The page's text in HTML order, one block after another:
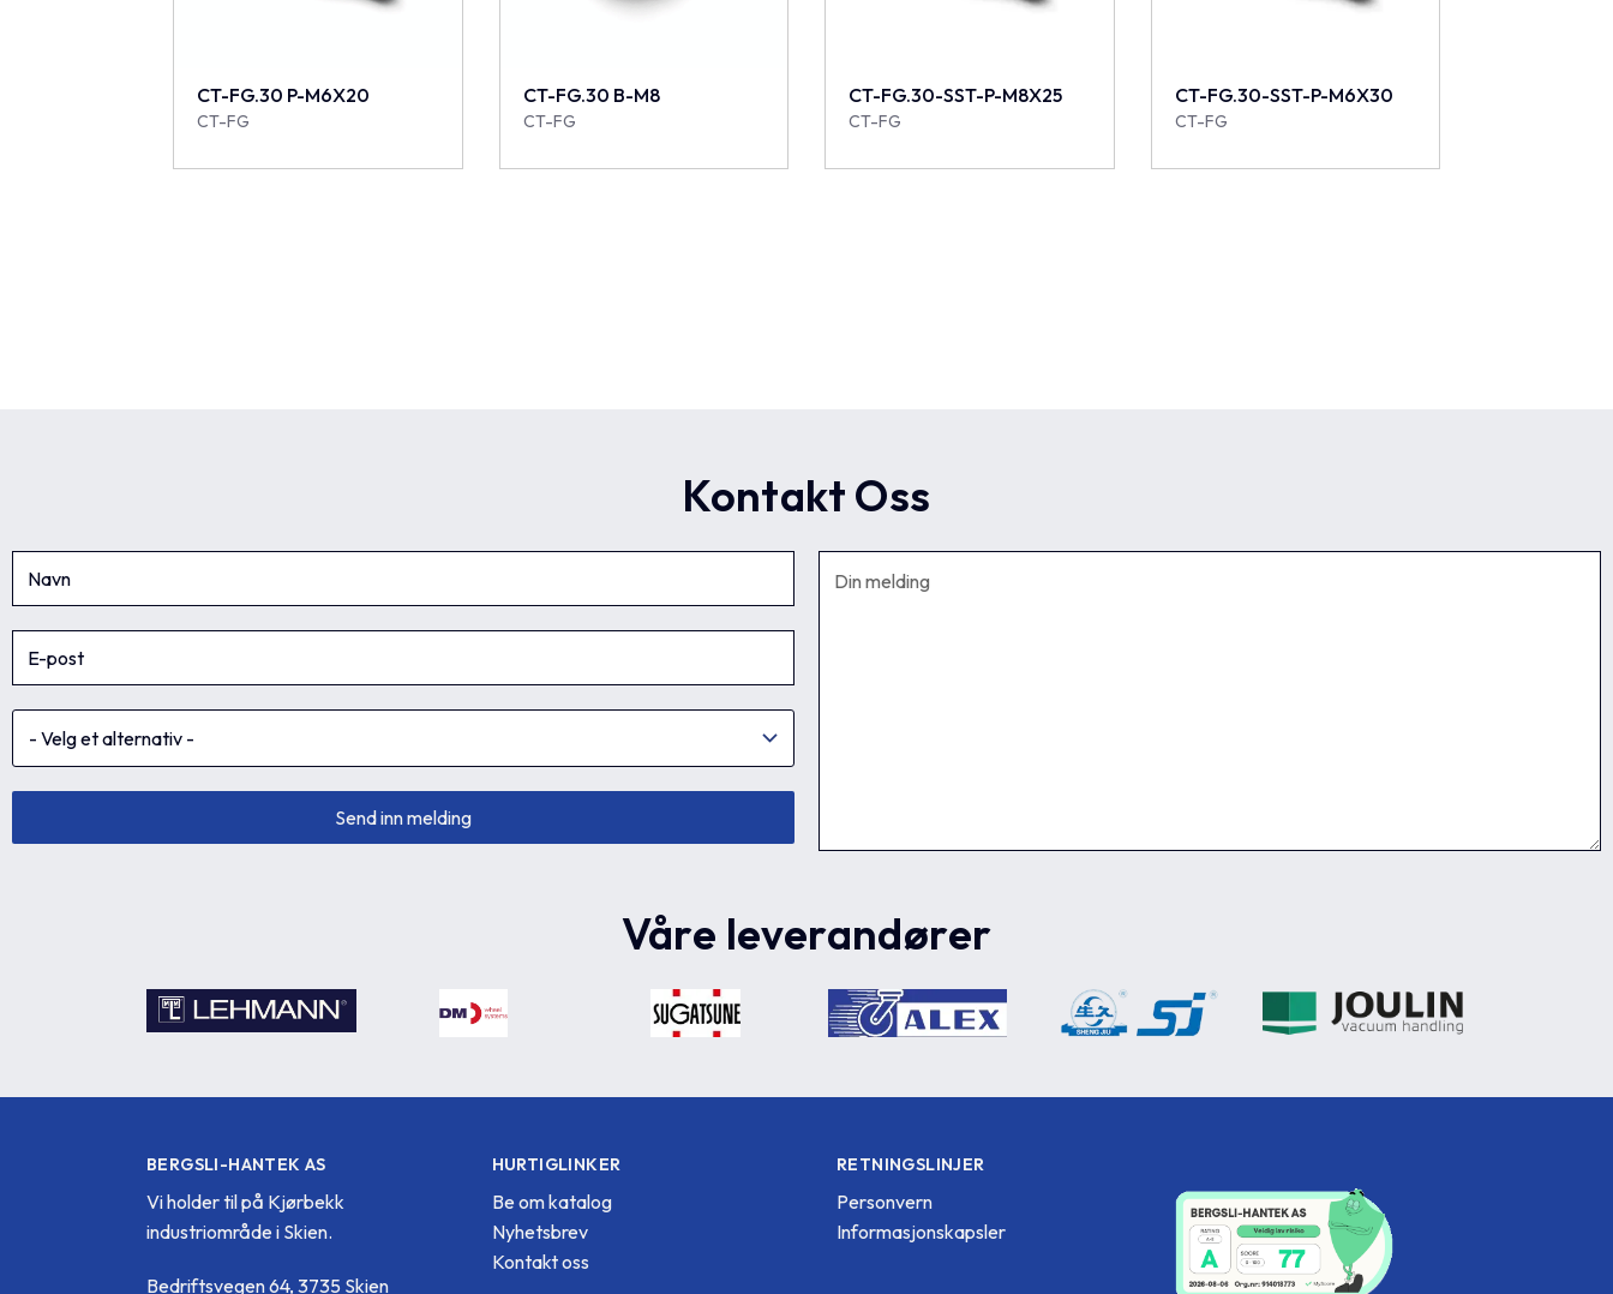
CT-FG.30 P-M6X20
CT-FG
CT-FG.30 B-M8
CT-FG
CT-FG.30-SST-P-M8X25
CT-FG
CT-FG.30-SST-P-M6X30
CT-FG
Kontakt Oss
Våre leverandører
BERGSLI-HANTEK AS
Vi holder til på Kjørbekk
industriområde i Skien.
Bedriftsvegen 64, 3735 Skien
HURTIGLINKER
Be om katalog
Nyhetsbrev
Kontakt oss
RETNINGSLINJER
Personvern
Informasjonskapsler